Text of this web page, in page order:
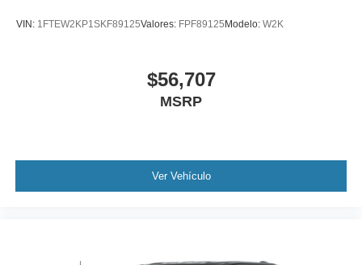
VIN: 1FTEW2KP1SKF89125Valores: FPF89125 Modelo: W2K
$56,707
MSRP
Ver Vehículo